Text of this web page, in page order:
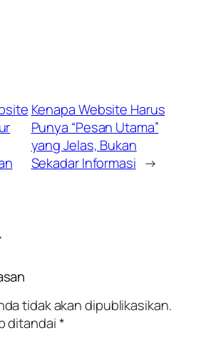
Kenapa Website Harus
Punya “Pesan Utama”
yang Jelas, Bukan
Sekadar Informasi →
tidak akan dipublikasikan.
ditandai*